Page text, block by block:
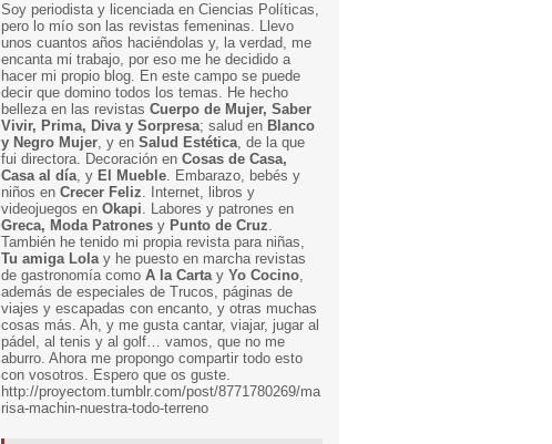
Soy periodista y licenciada en Ciencias Políticas,
pero lo mío son las revistas femeninas. Llevo
unos cuantos años haciéndolas y, la verdad, me
encanta mi trabajo, por eso me he decidido a
hacer mi propio blog. En este campo se puede
decir que domino todos los temas. He hecho
belleza en las revistas Cuerpo de Mujer, Saber
Vivir, Prima, Diva y Sorpresa; salud en Blanco
y Negro Mujer, y en Salud Estética, de la que
fui directora. Decoración en Cosas de Casa,
Casa al día, y El Mueble. Embarazo, bebés y
niños en Crecer Feliz. Internet, libros y
videojuegos en Okapi. Labores y patrones en
Greca, Moda Patrones y Punto de Cruz.
También he tenido mi propia revista para niñas,
Tu amiga Lolay he puesto en marcha revistas
de gastronomía como A la Cartay Yo Cocino,
además de especiales de Trucos, páginas de
viajes y escapadas con encanto, y otras muchas
cosas más. Ah, y me gusta cantar, viajar, jugar al
pádel, al tenis y al golf… vamos, que no me
aburro. Ahora me propongo compartir todo esto
con vosotros. Espero que os guste.
http://proyectom.tumblr.com/post/8771780269/ma
risa-machin-nuestra-todo-terreno